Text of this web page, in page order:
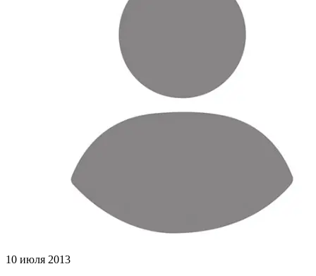
10 июля 2013